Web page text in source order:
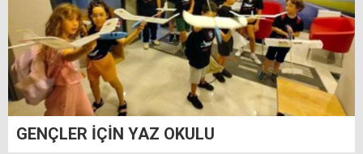
GENÇLER İÇİN YAZ OKULU